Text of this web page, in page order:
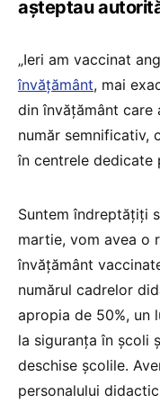
așteptau
„Ieri am vaccinat
învățământ, mai
din învățământ care
număr semnificativ,
în centrele dedicate
Suntem îndreptățiți
martie, vom avea o
învățământ
numărul cadrelor
apropia de 50%, un
la siguranța în școli
deschise școlile.
personalului